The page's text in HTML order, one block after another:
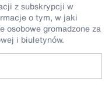
z subskrypcji w
o tym, w jaki
osobowe gromadzone za
i biuletynów.